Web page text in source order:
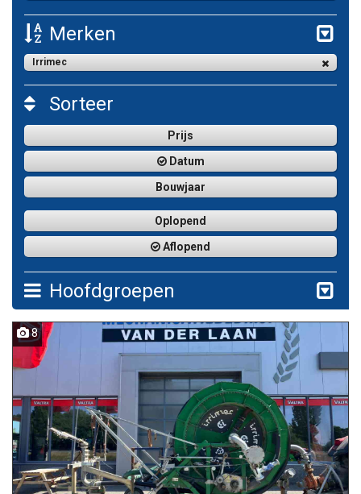
Merken
Irrimec
Sorteer
Prijs
Datum
Bouwjaar
Oplopend
Aflopend
Hoofdgroepen
8